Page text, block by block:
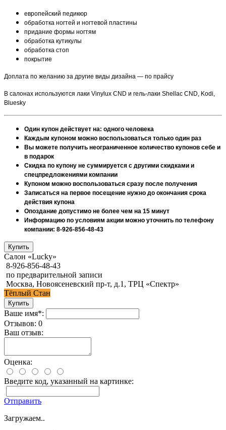
европейский педикюр
обработка ногтей и ногтевой пластины
придание формы ногтям
обработка кутикулы
обработка стоп
покрытие
Доплата по желанию за другие виды дизайна — по прайсу
В салонах используются лаки Vinylux CND и гель-лаки Shellac CND, Kodi,
Bluesky
Один купон действует на: одного человека
Каждым купоном можно воспользоваться только один раз
Вы можете получить неограниченное количество купонов себе и
в подарок
Скидка по купону не суммируется с другими скидками и
спецпредложениями компании
Купоном можно воспользоваться сразу после получения
Записаться на первое посещение нужно до окончания срока
действия купона
Опоздание допустимо не более чем на 15 минут
Информацию по условиям акции можно уточнить по телефону
компании: 8-926-856-48-43
Салон «Lucky»
8-926-856-48-43
по предварительной записи
Москва, Новоясеневский пр-т, д.1, ТРЦ «Спектр»
Тёплый Стан
Ваше имя*:
Отзывов: 0
Ваш отзыв:
Оценка:
Введите код, указанный на картинке:
Отправить
Загружаем..